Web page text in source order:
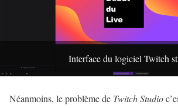
Interface du logiciel Twitch
Néanmoins, le problème de Twitch Studio